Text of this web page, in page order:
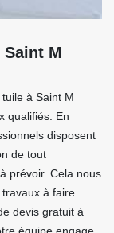
M
à Saint M
qualifiés. En
disposent
de tout
prévoir. Cela nous
à faire.
devis gratuit à